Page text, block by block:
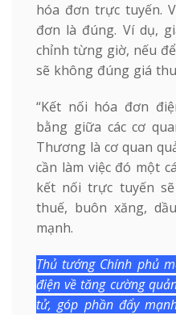
hóa đơn trực tuyến.
đơn là đúng. Ví dụ,
chỉnh từng giờ, nếu
sẽ không đúng giá
“Kết nối hóa đơn
bằng giữa các cơ
Thương là cơ quan
cần làm việc đó một
kết nối trực tuyến
thuế, buôn xăng,
mạnh.
Thủ tướng Chính phủ
điện về tăng cường
tử, góp phần đẩy